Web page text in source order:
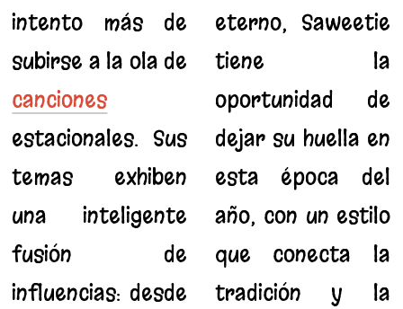
intento más de
subirse a la ola de
canciones
estacionales. Sus
temas exhiben
una inteligente
fusión de
influencias: desde
eterno, Saweetie
tiene la
oportunidad de
dejar su huella en
esta época del
año, con un estilo
que conecta la
tradición y la